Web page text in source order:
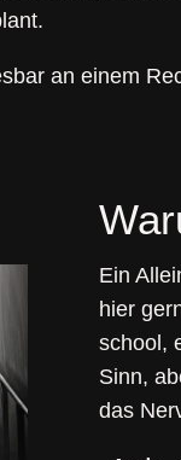
an einem
Ein
hier
school,
Sinn,
das